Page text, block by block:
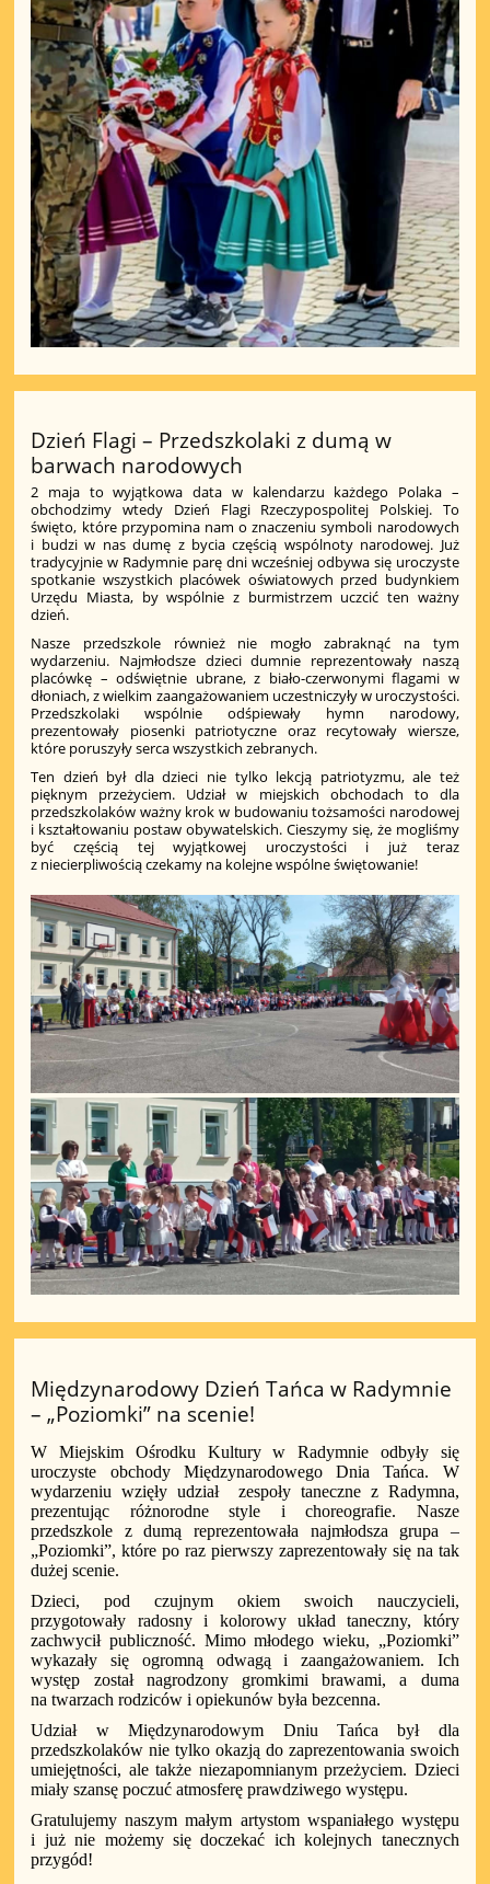
Dzień Flagi – Przedszkolaki z dumą w
barwach narodowych
2 maja to wyjątkowa data w kalendarzu każdego Polaka –
obchodzimy wtedy Dzień Flagi Rzeczypospolitej Polskiej. To
święto, które przypomina nam o znaczeniu symboli narodowych
i budzi w nas dumę z bycia częścią wspólnoty narodowej. Już
tradycyjnie w Radymnie parę dni wcześniej odbywa się uroczyste
spotkanie wszystkich placówek oświatowych przed budynkiem
Urzędu Miasta, by wspólnie z burmistrzem uczcić ten ważny
dzień.
Nasze przedszkole również nie mogło zabraknąć na tym
wydarzeniu. Najmłodsze dzieci dumnie reprezentowały naszą
placówkę – odświętnie ubrane, z biało-czerwonymi flagami w
dłoniach, z wielkim zaangażowaniem uczestniczyły w uroczystości.
Przedszkolaki wspólnie odśpiewały hymn narodowy,
prezentowały piosenki patriotyczne oraz recytowały wiersze,
które poruszyły serca wszystkich zebranych.
Ten dzień był dla dzieci nie tylko lekcją patriotyzmu, ale też
pięknym przeżyciem. Udział w miejskich obchodach to dla
przedszkolaków ważny krok w budowaniu tożsamości narodowej
i kształtowaniu postaw obywatelskich. Cieszymy się, że mogliśmy
być częścią tej wyjątkowej uroczystości i już teraz
z niecierpliwością czekamy na kolejne wspólne świętowanie!
Międzynarodowy Dzień Tańca w Radymnie
– „Poziomki” na scenie!
W Miejskim Ośrodku Kultury w Radymnie odbyły się
uroczyste obchody Międzynarodowego Dnia Tańca. W
wydarzeniu wzięły udział
zespoły taneczne z Radymna,
prezentując różnorodne style i choreografie. Nasze
przedszkole z dumą reprezentowała najmłodsza grupa –
„Poziomki”, które po raz pierwszy zaprezentowały się na tak
dużej scenie.
Dzieci, pod czujnym okiem swoich nauczycieli,
przygotowały radosny i kolorowy układ taneczny, który
zachwycił publiczność. Mimo młodego wieku, „Poziomki”
wykazały się ogromną odwagą i zaangażowaniem. Ich
występ został nagrodzony gromkimi brawami, a duma
na twarzach rodziców i opiekunów była bezcenna.
Udział w Międzynarodowym Dniu Tańca był dla
przedszkolaków nie tylko okazją do zaprezentowania swoich
umiejętności, ale także niezapomnianym przeżyciem. Dzieci
miały szansę poczuć atmosferę prawdziwego występu.
Gratulujemy naszym małym artystom wspaniałego występu
i już nie możemy się doczekać ich kolejnych tanecznych
przygód!